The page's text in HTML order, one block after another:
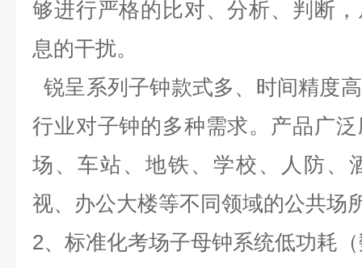
够进行严格的比对、分析、判断
息的干扰。
锐呈系列子钟款式多、时间精度
行业对子钟的多种需求。产品广
场、车站、地铁、学校、人防、
视、办公大楼等不同领域的公共场
2、标准化考场子母钟系统低功耗